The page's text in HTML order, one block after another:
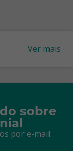
Ver mais
sobre
por e-mail: